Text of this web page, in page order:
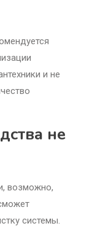
и не
не
возможно,
системы.